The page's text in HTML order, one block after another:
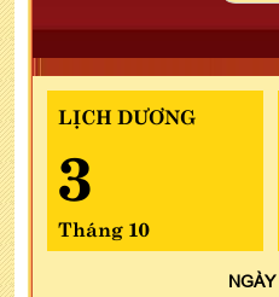
LỊCH DƯƠNG
3
Tháng 10
NGÀY